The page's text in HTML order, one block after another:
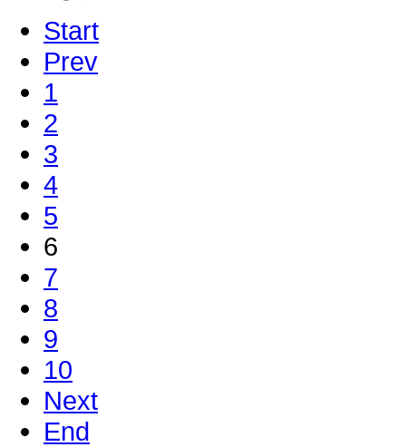
Start
Prev
1
2
3
4
5
6
7
8
9
10
Next
End